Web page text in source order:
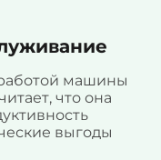
машины
что она
выгоды